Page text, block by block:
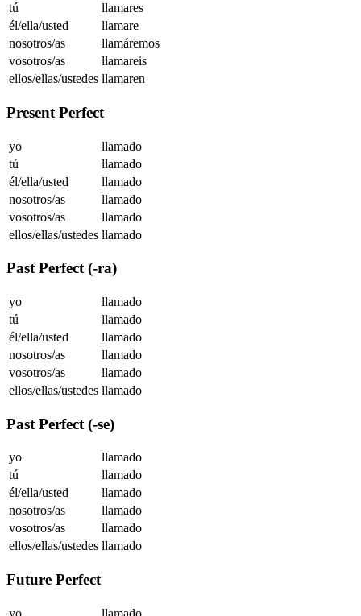
tú
llamares
él/ella/usted
llamare
nosotros/as
llamáremos
vosotros/as
llamareis
ellos/ellas/ustedes llamaren
Present Perfect
yo
llamado
tú
llamado
él/ella/usted
llamado
nosotros/as
llamado
vosotros/as
llamado
ellos/ellas/ustedes llamado
Past Perfect (-ra)
yo
llamado
tú
llamado
él/ella/usted
llamado
nosotros/as
llamado
vosotros/as
llamado
ellos/ellas/ustedes llamado
Past Perfect (-se)
yo
llamado
tú
llamado
él/ella/usted
llamado
nosotros/as
llamado
vosotros/as
llamado
ellos/ellas/ustedes llamado
Future Perfect
yo llamado